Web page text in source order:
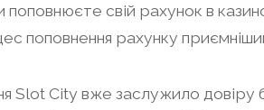
свій рахунок в
поповнення рахунку
Slot City вже заслужило довіру